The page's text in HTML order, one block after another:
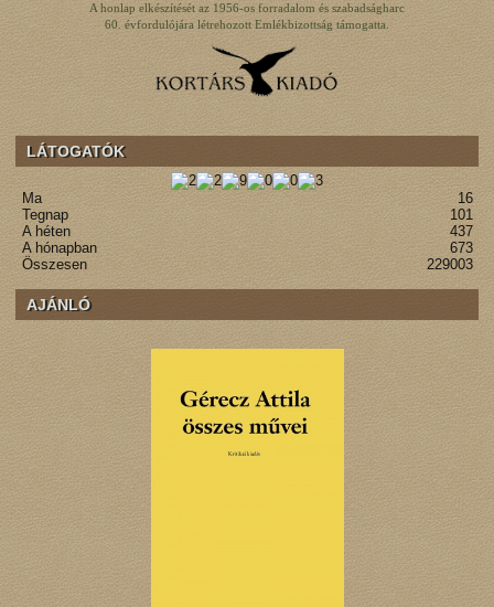
A honlap elkészítését az 1956-os forradalom és szabadságharc
60. évfordulójára létrehozott Emlékbizottság támogatta.
LÁTOGATÓK
Ma
16
Tegnap
101
A héten
437
A hónapban
673
Összesen
229003
AJÁNLÓ